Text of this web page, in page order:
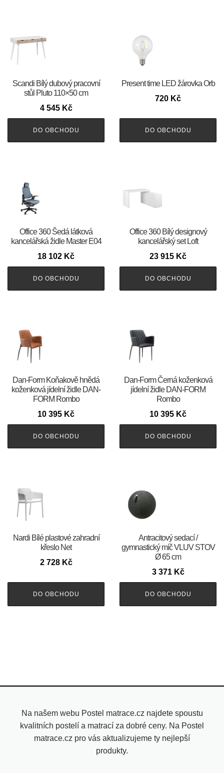
Scandi Bílý dubový pracovní
stůl Pluto 110×50 cm
4 545 Kč
DO OBCHODU
Present time LED žárovka Orb
720 Kč
DO OBCHODU
Office 360 Šedá látková
kancelářská židle Master E04
18 102 Kč
DO OBCHODU
Office 360 Bílý designový
kancelářský set Loft
23 915 Kč
DO OBCHODU
​​​​​Dan-Form Koňakově hnědá
koženková jídelní židle DAN-
FORM Rombo
10 395 Kč
DO OBCHODU
​​​​​Dan-Form Černá koženková
jídelní židle DAN-FORM
Rombo
10 395 Kč
DO OBCHODU
Nardi Bílé plastové zahradní
křeslo Net
2 728 Kč
DO OBCHODU
Antracitový sedací /
gymnastický míč VLUV STOV
Ø 65 cm
3 371 Kč
DO OBCHODU
Na našem webu Postel matrace.cz najdete spoustu
kvalitních postelí a matrací za dobré ceny. Na Postel
matrace.cz pro vás aktualizujeme ty nejlepší
produkty.